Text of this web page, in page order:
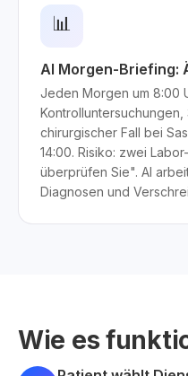
📊
AI Morgen-Briefing:
Jeden Morgen um 8:00
chirurgischer Fall bei
14:00. Risiko: zwei
überprüfen Sie". AI
Diagnosen und
Wie es